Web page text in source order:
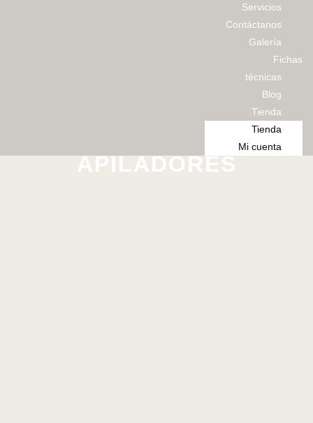
Servicios
Contáctanos
Galería
Fichas
técnicas
Blog
Tienda
Tienda
Mi cuenta
APILADORES